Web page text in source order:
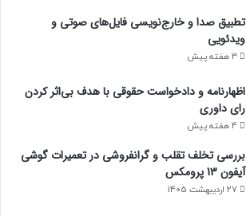
تطبیق صدا و خارج‌نویسی فایل‌های صوتی و
ویدئویی
3 هفته پیش
اظهارنامه و دادخواست حقوقی با هدف بی‌اثر کردن
رای داوری
4 هفته پیش
بررسی تخلف تقلب و گرانفروشی در تعمیرات گوشی
آیفون 13 پرومکس
27 اردیبهشت 1405